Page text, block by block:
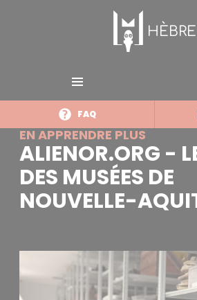
HÈBRE
FAQ
EN APPRENDRE PLUS
ALIENOR.ORG -
DES MUSÉES DE
NOUVELLE-